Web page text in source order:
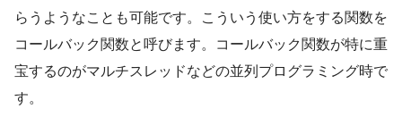
らうようなことも可能です。こういう使い方をする関数を
コールバック関数と呼びます。コールバック関数が特に重
宝するのがマルチスレッドなどの並列プログラミング時で
す。